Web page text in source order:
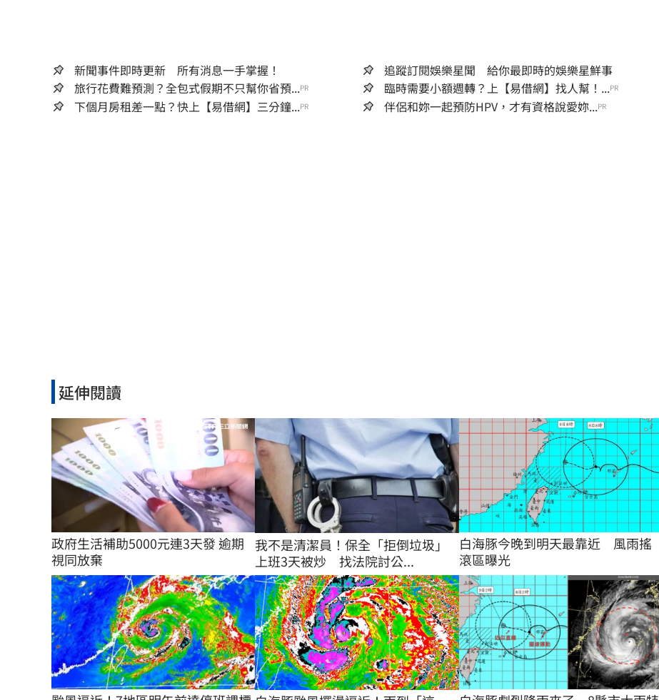
新聞事件即時更新 所有消息一手掌握！
追蹤訂閱娛樂星聞 給你最即時的娛樂星鮮事
旅行花費難預測？全包式假期不只幫你省預...PR 臨時需要小額週轉？上【易借網】找人幫！...PR
下個月房租差一點？快上【易借網】三分鐘...PR 伴侶和妳一起預防HPV，才有資格說愛妳...PR
延伸閱讀
政府生活補助5000元連3天發 逾期
視同放棄
我不是清潔員！保全「拒倒垃圾」
上班3天被炒 找法院討公...
白海豚今晚到明天最靠近　風雨搖
滾區曝光